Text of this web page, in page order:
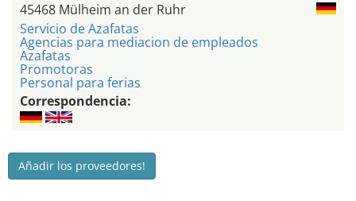
45468 Mülheim an der Ruhr
Servicio de Azafatas
Agencias para mediacion de empleados
Azafatas
Promotoras
Personal para ferias
Correspondencia:
Añadir los proveedores!